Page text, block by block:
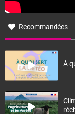
Recommandées
À